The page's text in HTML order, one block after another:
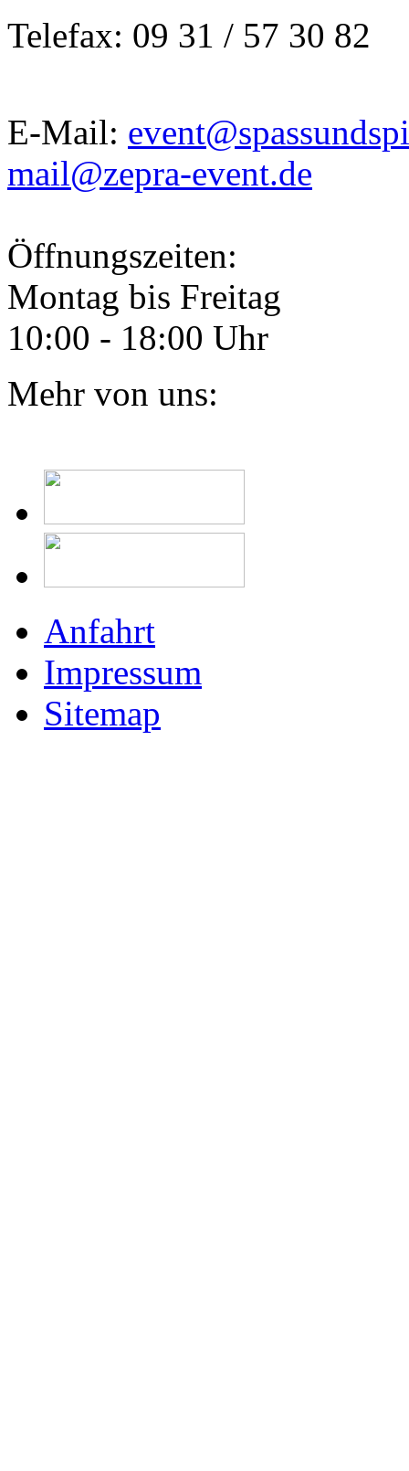
Telefax: 09 31 / 57 30 82
E-Mail:
mail@zepra-event.de
Öffnungszeiten:
Montag bis Freitag
10:00 - 18:00 Uhr
Mehr von uns:
Anfahrt
Impressum
Sitemap